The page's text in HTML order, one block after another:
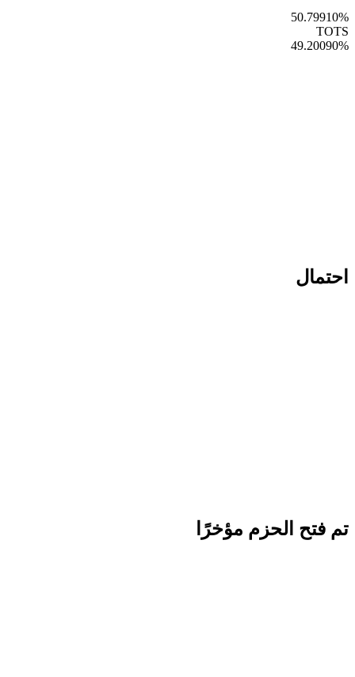
50.79910%
TOTS
49.20090%
احتمال
تم فتح الحزم مؤخرًا